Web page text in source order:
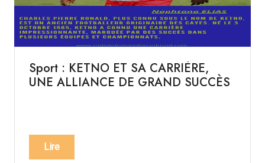
Sport : KETNO ET SA CARRIÈRE,
UNE ALLIANCE DE GRAND SUCCÈS
Lire